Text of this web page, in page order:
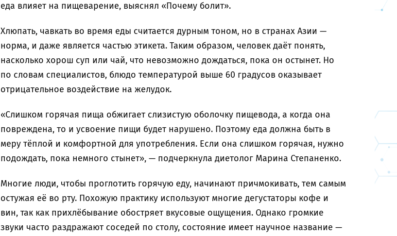
еда влияет на пищеварение, выяснял «Почему болит».
Хлюпать, чавкать во время еды считается дурным тоном, но в странах Азии —
норма, и даже является частью этикета. Таким образом, человек даёт понять,
насколько хорош суп или чай, что невозможно дождаться, пока он остынет. Но
по словам специалистов, блюдо температурой выше 60 градусов оказывает
отрицательное воздействие на желудок.
«Слишком горячая пища обжигает слизистую оболочку пищевода, а когда она
повреждена, то и усвоение пищи будет нарушено. Поэтому еда должна быть в
меру тёплой и комфортной для употребления. Если она слишком горячая, нужно
подождать, пока немного стынет», — подчеркнула диетолог Марина Степаненко.
Многие люди, чтобы проглотить горячую еду, начинают причмокивать, тем самым
остужая её во рту. Похожую практику используют многие дегустаторы кофе и
вин, так как прихлёбывание обостряет вкусовые ощущения. Однако громкие
звуки часто раздражают соседей по столу, состояние имеет научное название —